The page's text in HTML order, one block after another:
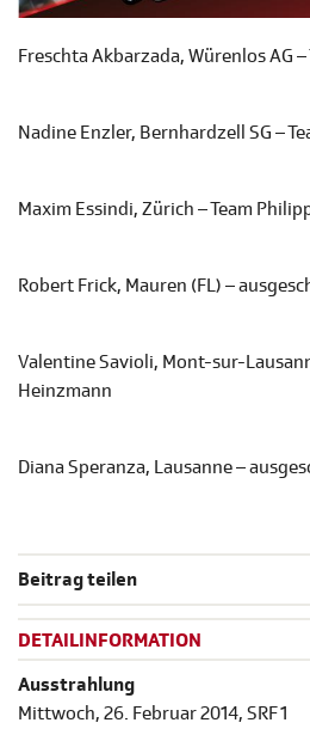
Freschta Akbarzada, Würenlos AG –
Nadine Enzler, Bernhardzell SG –
Maxim Essindi, Zürich – Team
Robert Frick, Mauren (FL) –
Valentine Savioli, Mont-sur-
Heinzmann
Diana Speranza, Lausanne –
Beitrag teilen
DETAILINFORMATION
Ausstrahlung
Mittwoch, 26. Februar 2014, SRF 1